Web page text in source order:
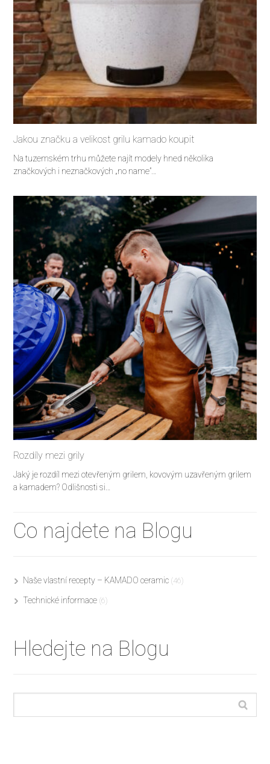
Jakou značku a velikost grilu kamado koupit
Na tuzemském trhu můžete najít modely hned několika
značkových i neznačkových „no name”…
Rozdíly mezi grily
Jaký je rozdíl mezi otevřeným grilem, kovovým uzavřeným grilem
a kamadem? Odlišnosti si…
Co najdete na Blogu
Naše vlastní recepty – KAMADO ceramic (46)
Technické informace (6)
Hledejte na Blogu